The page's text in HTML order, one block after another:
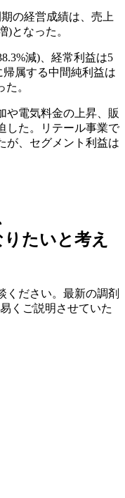
の経営成績は、売上
)となった。
減)、経常利益は5
帰属する中間純利益は
。
や電気料金の上昇、販
した。リテール事業で
が、セグメント利益は
たいと考え
ください。最新の調剤
くご説明させていた